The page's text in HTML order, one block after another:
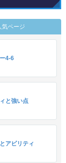
気ページ
4-6
と強い点
アビリティ